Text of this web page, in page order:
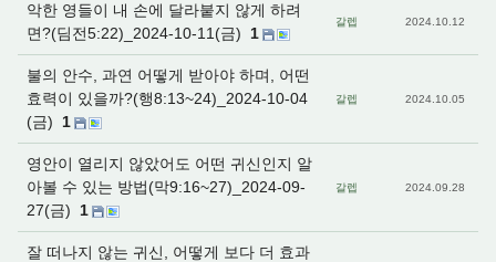
악한 영들이 내 손에 달라붙지 않게 하려
면?(딤전5:22)_2024-10-11(금)
1
갈렙 2024.10.12
불의 안수, 과연 어떻게 받아야 하며, 어떤
효력이 있을까?(행8:13~24)_2024-10-04
(금)
1
갈렙 2024.10.05
영안이 열리지 않았어도 어떤 귀신인지 알
아볼 수 있는 방법(막9:16~27)_2024-09-
27(금)
1
갈렙 2024.09.28
잘 떠나지 않는 귀신, 어떻게 보다 더 효과